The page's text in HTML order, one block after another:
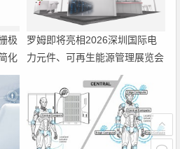
极
化
罗姆即将亮相2026深圳国际电
力元件、可再生能源管理展览会